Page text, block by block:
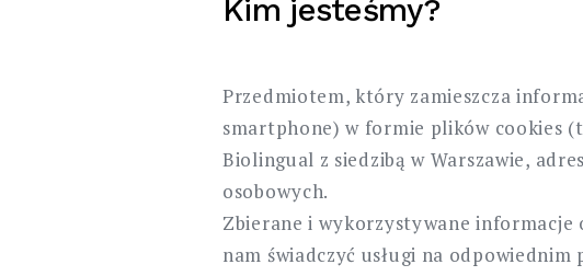
Kim jesteśmy?
Przedmiotem, który zamieszcza
smartphone) w formie plików cookies
Biolingual z siedzibą w Warszawie,
osobowych.
Zbierane i wykorzystywane
nam świadczyć usługi na